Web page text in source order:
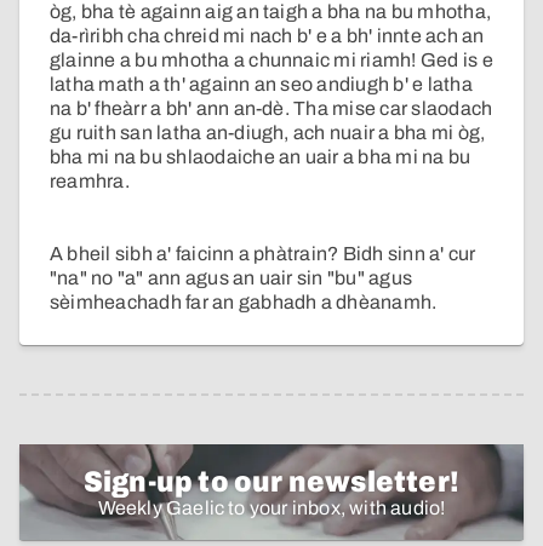
òg, bha tè againn aig an taigh a bha na bu mhotha,
da-rìribh cha chreid mi nach b' e a bh' innte ach an
glainne a bu mhotha a chunnaic mi riamh! Ged is e
latha math a th' againn an seo andiugh b' e latha
na b' fheàrr a bh' ann an-dè. Tha mise car slaodach
gu ruith san latha an-diugh, ach nuair a bha mi òg,
bha mi na bu shlaodaiche an uair a bha mi na bu
reamhra.
A bheil sibh a' faicinn a phàtrain? Bidh sinn a' cur
"na" no "a" ann agus an uair sin "bu" agus
sèimheachadh far an gabhadh a dhèanamh.
Sign-up to our newsletter!
Weekly Gaelic to your inbox, with audio!